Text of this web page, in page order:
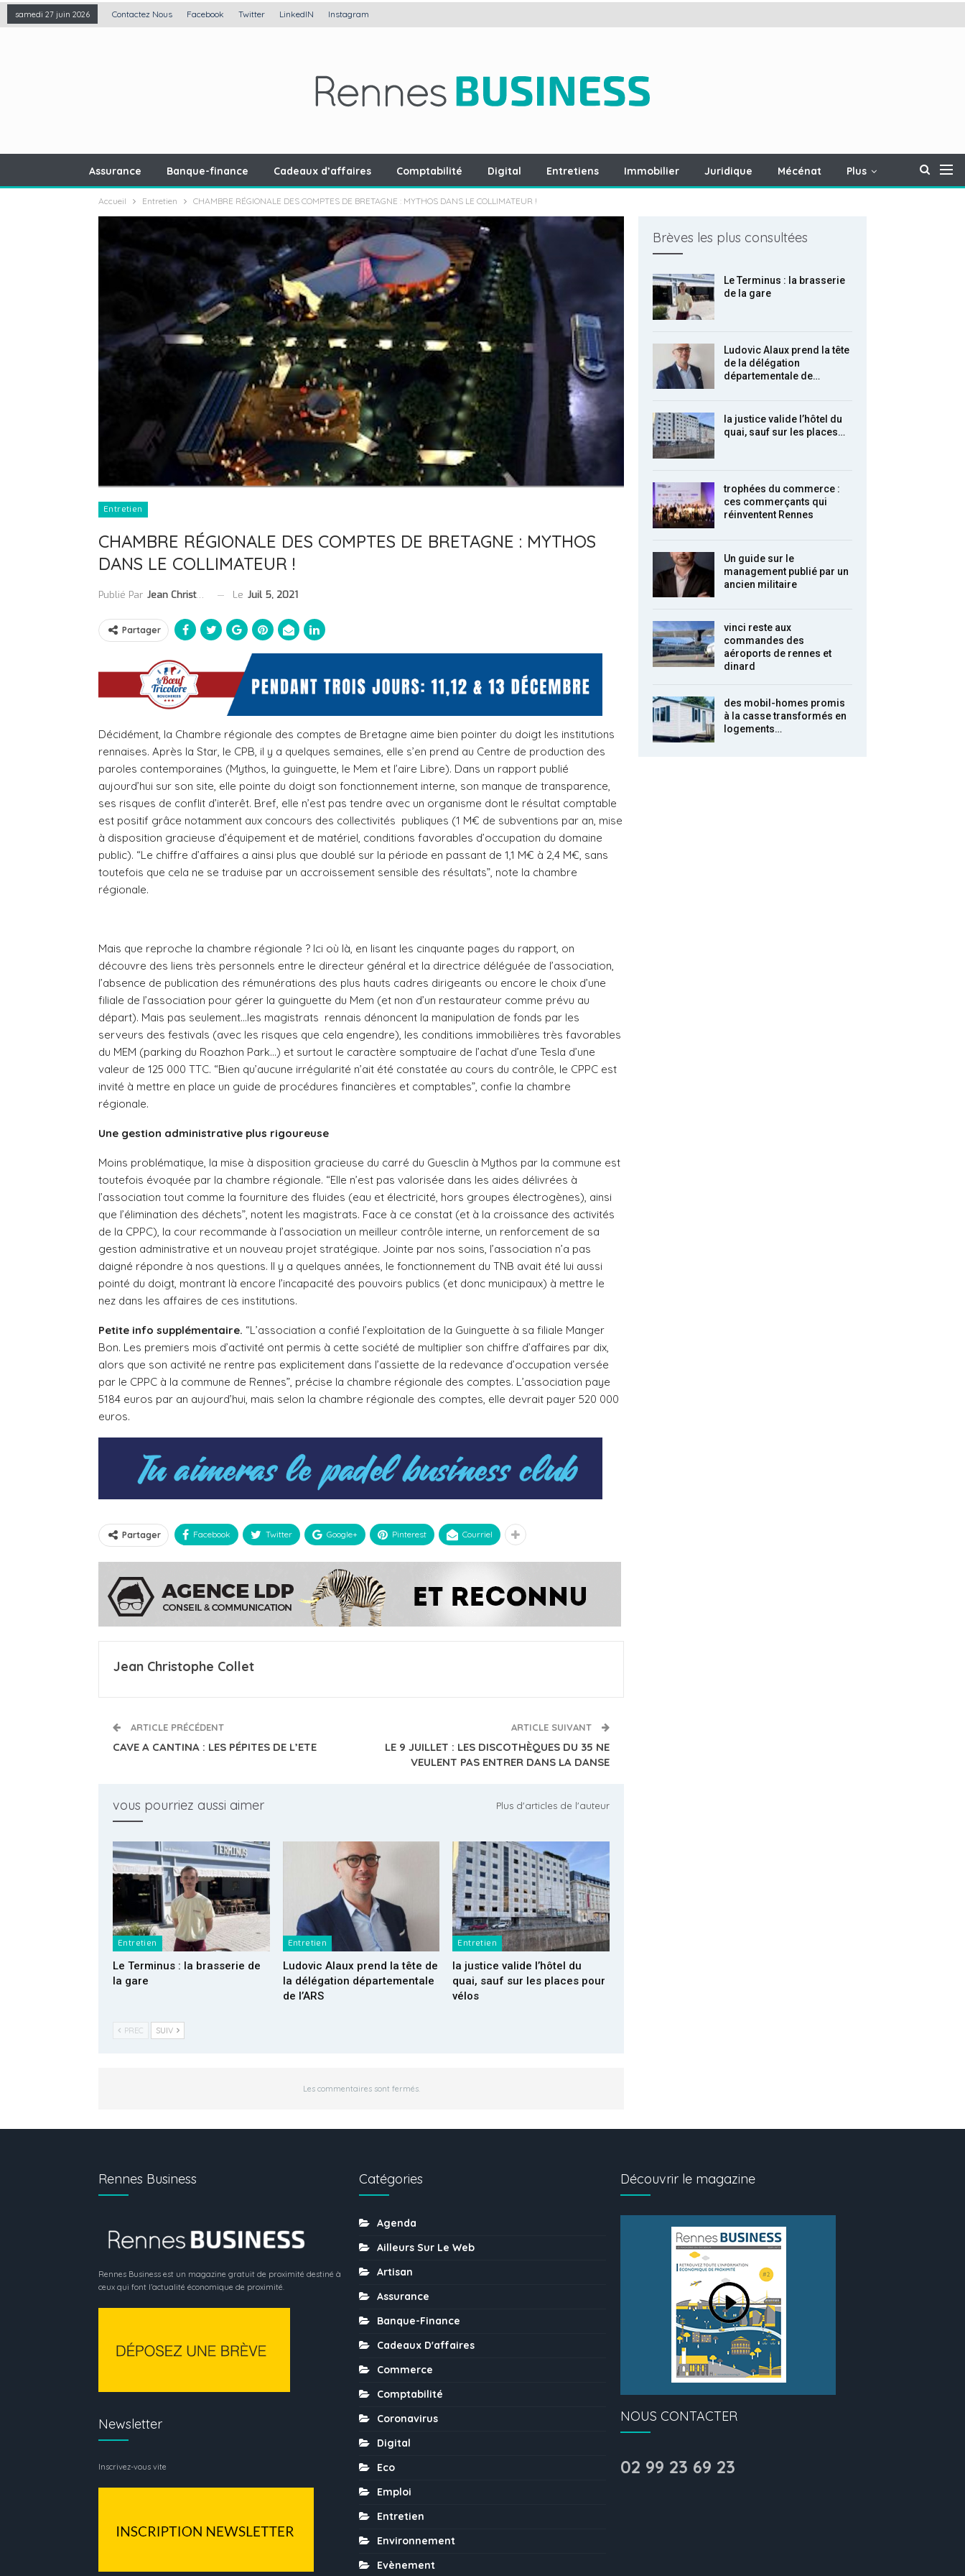
samedi 27 juin 2026 Contactez Nous Facebook Twitter LinkedIN Instagram
Assurance Banque-finance Cadeaux d’affaires Comptabilité Digital Entretiens Immobilier Juridique Mécénat Plus
Accueil Entretien CHAMBRE RÉGIONALE DES COMPTES DE BRETAGNE : MYTHOS DANS LE COLLIMATEUR !
Entretien
CHAMBRE RÉGIONALE DES COMPTES DE BRETAGNE : MYTHOS
DANS LE COLLIMATEUR !
Publié Par Jean Christophe Collet Le Juil 5, 2021
Partager
Décidément, la Chambre régionale des comptes de Bretagne aime bien pointer du doigt les institutions
rennaises. Après la Star, le CPB, il y a quelques semaines, elle s’en prend au Centre de production des
paroles contemporaines (Mythos, la guinguette, le Mem et l’aire Libre). Dans un rapport publié
aujourd’hui sur son site, elle pointe du doigt son fonctionnement interne, son manque de transparence,
ses risques de conflit d’interêt. Bref, elle n’est pas tendre avec un organisme dont le résultat comptable
est positif grâce notamment aux concours des collectivités publiques (1 M€ de subventions par an, mise
à disposition gracieuse d’équipement et de matériel, conditions favorables d’occupation du domaine
public). “Le chiffre d’affaires a ainsi plus que doublé sur la période en passant de 1,1 M€ à 2,4 M€, sans
toutefois que cela ne se traduise par un accroissement sensible des résultats”, note la chambre
régionale.
Mais que reproche la chambre régionale ? Ici où là, en lisant les cinquante pages du rapport, on
découvre des liens très personnels entre le directeur général et la directrice déléguée de l’association,
l’absence de publication des rémunérations des plus hauts cadres dirigeants ou encore le choix d’une
filiale de l’association pour gérer la guinguette du Mem (et non d’un restaurateur comme prévu au
départ). Mais pas seulement…les magistrats rennais dénoncent la manipulation de fonds par les
serveurs des festivals (avec les risques que cela engendre), les conditions immobilières très favorables
du MEM (parking du Roazhon Park…) et surtout le caractère somptuaire de l’achat d’une Tesla d’une
valeur de 125 000 TTC. “Bien qu’aucune irrégularité n’ait été constatée au cours du contrôle, le CPPC est
invité à mettre en place un guide de procédures financières et comptables”, confie la chambre
régionale.
Une gestion administrative plus rigoureuse
Moins problématique, la mise à disposition gracieuse du carré du Guesclin à Mythos par la commune est
toutefois évoquée par la chambre régionale. “Elle n’est pas valorisée dans les aides délivrées à
l’association tout comme la fourniture des fluides (eau et électricité, hors groupes électrogènes), ainsi
que l’élimination des déchets”, notent les magistrats. Face à ce constat (et à la croissance des activités
de la CPPC), la cour recommande à l’association un meilleur contrôle interne, un renforcement de sa
gestion administrative et un nouveau projet stratégique. Jointe par nos soins, l’association n’a pas
daigné répondre à nos questions. Il y a quelques années, le fonctionnement du TNB avait été lui aussi
pointé du doigt, montrant là encore l’incapacité des pouvoirs publics (et donc municipaux) à mettre le
nez dans les affaires de ces institutions.
Petite info supplémentaire. “L’association a confié l’exploitation de la Guinguette à sa filiale Manger
Bon. Les premiers mois d’activité ont permis à cette société de multiplier son chiffre d’affaires par dix,
alors que son activité ne rentre pas explicitement dans l’assiette de la redevance d’occupation versée
par le CPPC à la commune de Rennes”, précise la chambre régionale des comptes. L’association paye
5184 euros par an aujourd’hui, mais selon la chambre régionale des comptes, elle devrait payer 520 000
euros.
Partager Facebook Twitter Google+ Pinterest Courriel
Jean Christophe Collet
ARTICLE PRÉCÉDENT
CAVE A CANTINA : LES PÉPITES DE L’ETE
ARTICLE SUIVANT
LE 9 JUILLET : LES DISCOTHÈQUES DU 35 NE
VEULENT PAS ENTRER DANS LA DANSE
vous pourriez aussi aimer Plus d'articles de l'auteur
Entretien
Le Terminus : la brasserie de
la gare
Entretien
Ludovic Alaux prend la tête de
la délégation départementale
de l’ARS
Entretien
la justice valide l’hôtel du
quai, sauf sur les places pour
vélos
PREC SUIV
Les commentaires sont fermés.
Brèves les plus consultées
Le Terminus : la brasserie
de la gare
Ludovic Alaux prend la tête
de la délégation
départementale de…
la justice valide l’hôtel du
quai, sauf sur les places…
trophées du commerce :
ces commerçants qui
réinventent Rennes
Un guide sur le
management publié par un
ancien militaire
vinci reste aux
commandes des
aéroports de rennes et
dinard
des mobil-homes promis
à la casse transformés en
logements…
Rennes Business
Rennes Business est un magazine gratuit de proximité destiné à
ceux qui font l’actualité économique de proximité.
Newsletter
Inscrivez-vous vite
Catégories
Agenda
Ailleurs Sur Le Web
Artisan
Assurance
Banque-Finance
Cadeaux D'affaires
Commerce
Comptabilité
Coronavirus
Digital
Eco
Emploi
Entretien
Environnement
Evènement
Découvrir le magazine
NOUS CONTACTER
02 99 23 69 23